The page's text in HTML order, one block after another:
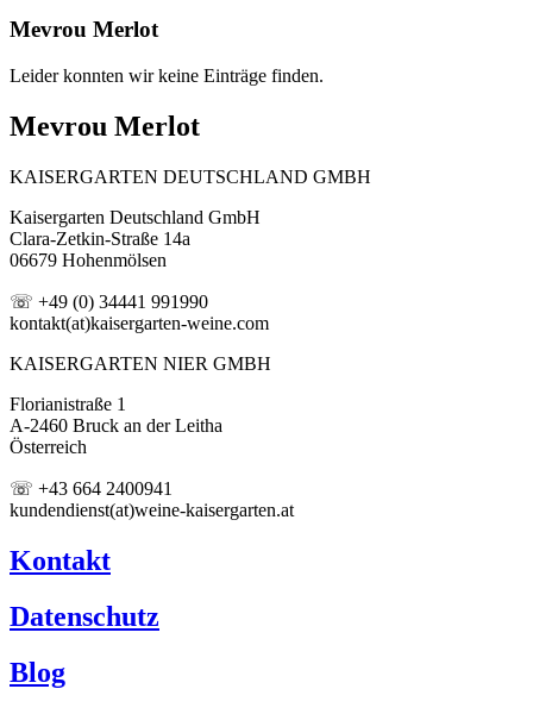
Mevrou Merlot
Leider konnten wir keine Einträge finden.
Mevrou Merlot
KAISERGARTEN DEUTSCHLAND GMBH
Kaisergarten Deutschland GmbH
Clara-Zetkin-Straße 14a
06679 Hohenmölsen
☏ +49 (0) 34441 991990
kontakt(at)kaisergarten-weine.com
KAISERGARTEN NIER GMBH
Florianistraße 1
A-2460 Bruck an der Leitha
Österreich
☏ +43 664 2400941
kundendienst(at)weine-kaisergarten.at
Kontakt
Datenschutz
Blog